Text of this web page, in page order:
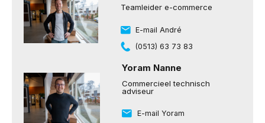
Teamleider e-commerce
E-mail André
(0513) 63 73 83
Yoram Nanne
Commercieel technisch
adviseur
E-mail Yoram